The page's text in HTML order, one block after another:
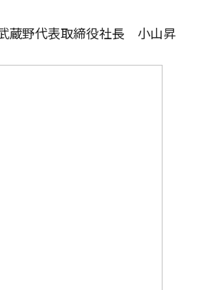
蔵野代表取締役社長 小山昇